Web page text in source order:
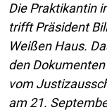
Die Praktikantin
trifft Präsident
Weißen Haus.
den
vom
am 21.